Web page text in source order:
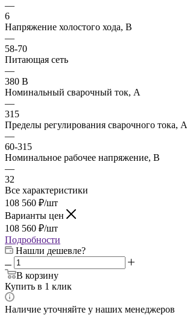
—
6
Напряжение холостого хода, В
—
58-70
Питающая сеть
—
380 В
Номинальный сварочный ток, А
—
315
Пределы регулирования сварочного тока, А
—
60-315
Номинальное рабочее напряжение, В
—
32
Все характеристики
108 560 ₽/шт
Варианты цен
108 560 ₽/шт
Подробности
Нашли дешевле?
В корзину
Купить в 1 клик
Наличие уточняйте у наших менеджеров